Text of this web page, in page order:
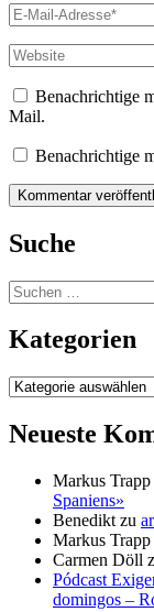
E-
Mail-
Adresse*
Website
Benachrichtige
Mail.
Benachrichtige
Suche
Suchen
nach:
Kategorien
Kategorien
Neueste
Markus Trapp
Spaniens»
Benedikt zu
Markus Trapp
Carmen Döll
Pódcast
domingos –